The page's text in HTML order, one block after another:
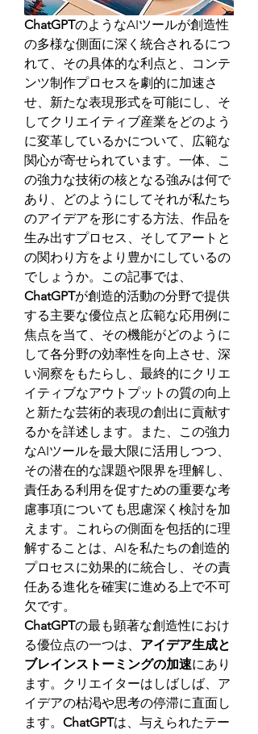
ChatGPTのようなAIツールが創造性
の多様な側面に深く統合されるにつ
れて、その具体的な利点と、コンテ
ンツ制作プロセスを劇的に加速さ
せ、新たな表現形式を可能にし、そ
してクリエイティブ産業をどのよう
に変革しているかについて、広範な
関心が寄せられています。一体、こ
の強力な技術の核となる強みは何で
あり、どのようにしてそれが私たち
のアイデアを形にする方法、作品を
生み出すプロセス、そしてアートと
の関わり方をより豊かにしているの
でしょうか。この記事では、
ChatGPTが創造的活動の分野で提供
する主要な優位点と広範な応用例に
焦点を当て、その機能がどのように
して各分野の効率性を向上させ、深
い洞察をもたらし、最終的にクリエ
イティブなアウトプットの質の向上
と新たな芸術的表現の創出に貢献す
るかを詳述します。また、この強力
なAIツールを最大限に活用しつつ、
その潜在的な課題や限界を理解し、
責任ある利用を促すための重要な考
慮事項についても思慮深く検討を加
えます。これらの側面を包括的に理
解することは、AIを私たちの創造的
プロセスに効果的に統合し、その責
任ある進化を確実に進める上で不可
欠です。
ChatGPTの最も顕著な創造性におけ
る優位点の一つは、 アイデア生成と
ブレインストーミングの加速にあり
ます。クリエイターはしばしば、ア
イデアの枯渇や思考の停滞に直面し
ます。 ChatGPTは、与えられたテー